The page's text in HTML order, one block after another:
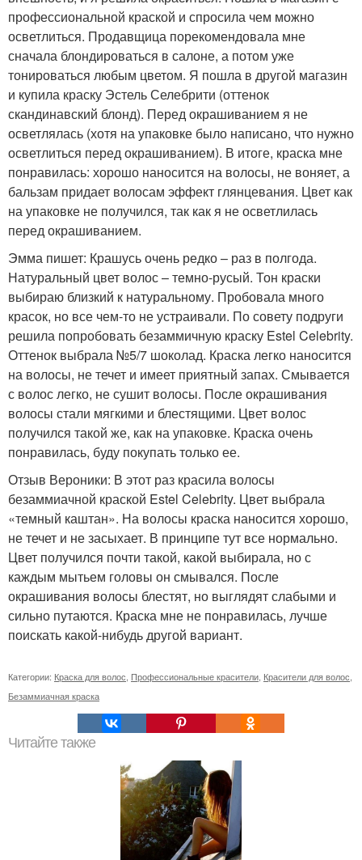
профессиональной краской и спросила чем можно
осветлиться. Продавщица порекомендовала мне
сначала блондироваться в салоне, а потом уже
тонироваться любым цветом. Я пошла в другой магазин
и купила краску Эстель Селебрити (оттенок
скандинавский блонд). Перед окрашиванием я не
осветлялась (хотя на упаковке было написано, что нужно
осветлиться перед окрашиванием). В итоге, краска мне
понравилась: хорошо наносится на волосы, не воняет, а
бальзам придает волосам эффект глянцевания. Цвет как
на упаковке не получился, так как я не осветлилась
перед окрашиванием.
Эмма пишет: Крашусь очень редко – раз в полгода.
Натуральный цвет волос – темно-русый. Тон краски
выбираю близкий к натуральному. Пробовала много
красок, но все чем-то не устраивали. По совету подруги
решила попробовать безаммичную краску Estel Celebrity.
Оттенок выбрала №5/7 шоколад. Краска легко наносится
на волосы, не течет и имеет приятный запах. Смывается
с волос легко, не сушит волосы. После окрашивания
волосы стали мягкими и блестящими. Цвет волос
получился такой же, как на упаковке. Краска очень
понравилась, буду покупать только ее.
Отзыв Вероники: В этот раз красила волосы
безаммиачной краской Estel Celebrity. Цвет выбрала
«темный каштан». На волосы краска наносится хорошо,
не течет и не засыхает. В принципе тут все нормально.
Цвет получился почти такой, какой выбирала, но с
каждым мытьем головы он смывался. После
окрашивания волосы блестят, но выглядят слабыми и
сильно путаются. Краска мне не понравилась, лучше
поискать какой-нибудь другой вариант.
Категории: Краска для волос Профессиональные красители Красители для волос
Безаммиачная краска
Читайте также